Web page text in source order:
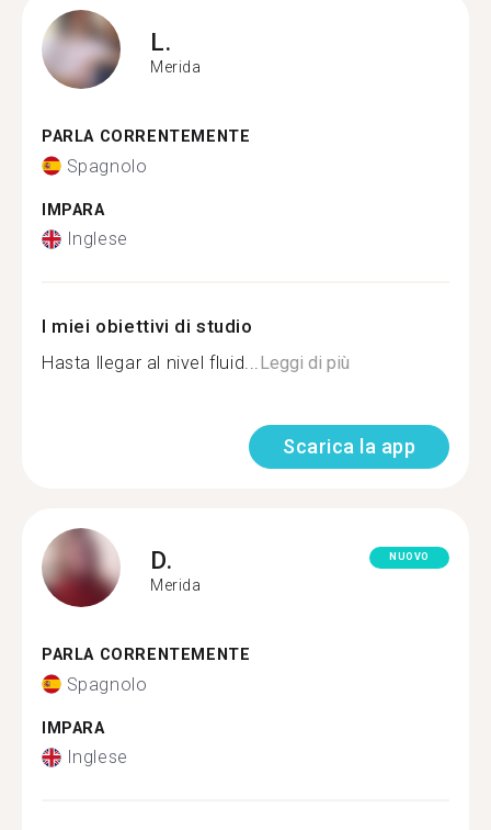
L.
Merida
PARLA CORRENTEMENTE
Spagnolo
IMPARA
Inglese
I miei obiettivi di studio
Hasta llegar al nivel fluid...Leggi di più
Scarica la app
D.
Merida
NUOVO
PARLA CORRENTEMENTE
Spagnolo
IMPARA
Inglese